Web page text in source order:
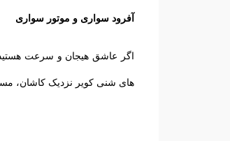
آفرود سواری و موتور سواری
اگر عاشق هیجان و سرعت
های شنی کویر نزدیک کاشان،